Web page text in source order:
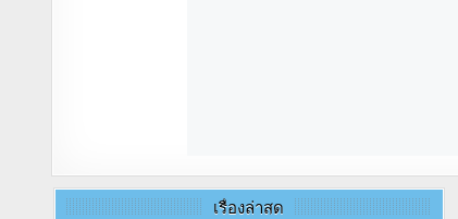
เรื่องล่าสุด